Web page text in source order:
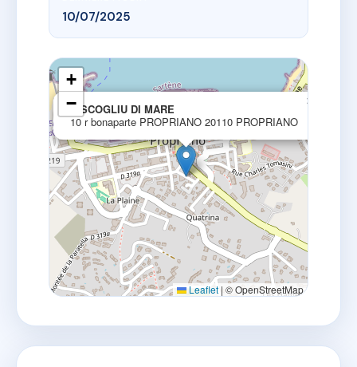
10/07/2025
U SCOGLIU DI MARE
10 r bonaparte PROPRIANO 20110 PROPRIANO
×
+
−
Leaflet | © OpenStreetMap